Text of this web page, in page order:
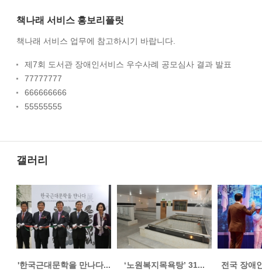
책나래 서비스 홍보리플릿
책나래 서비스 업무에 참고하시기 바랍니다.
제7회 도서관 장애인서비스 우수사례 공모심사 결과 발표
77777777
666666666
55555555
갤러리
'한국근대문학을 만나다... ‘노원복지목욕탕’ 31... 전국 장애